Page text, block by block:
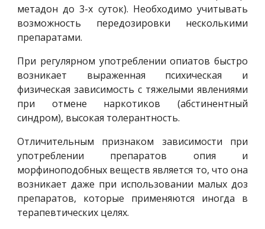
метадон до 3-х суток). Необходимо учитывать
возможность передозировки несколькими
препаратами.
При регулярном употреблении опиатов быстро
возникает выраженная психическая и
физическая зависимость с тяжелыми явлениями
при отмене наркотиков (абстинентный
синдром), высокая толерантность.
Отличительным признаком зависимости при
употреблении препаратов опия и
морфиноподобных веществ является то, что она
возникает даже при использовании малых доз
препаратов, которые применяются иногда в
терапевтических целях.